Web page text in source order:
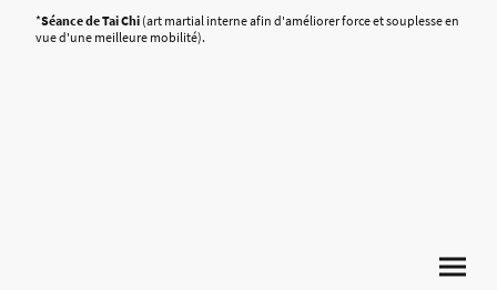
*Séance de Tai Chi (art martial interne afin d'améliorer force et souplesse en
vue d'une meilleure mobilité).